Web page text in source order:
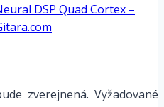
DSP Quad Cortex –
zverejnená. Vyžadované